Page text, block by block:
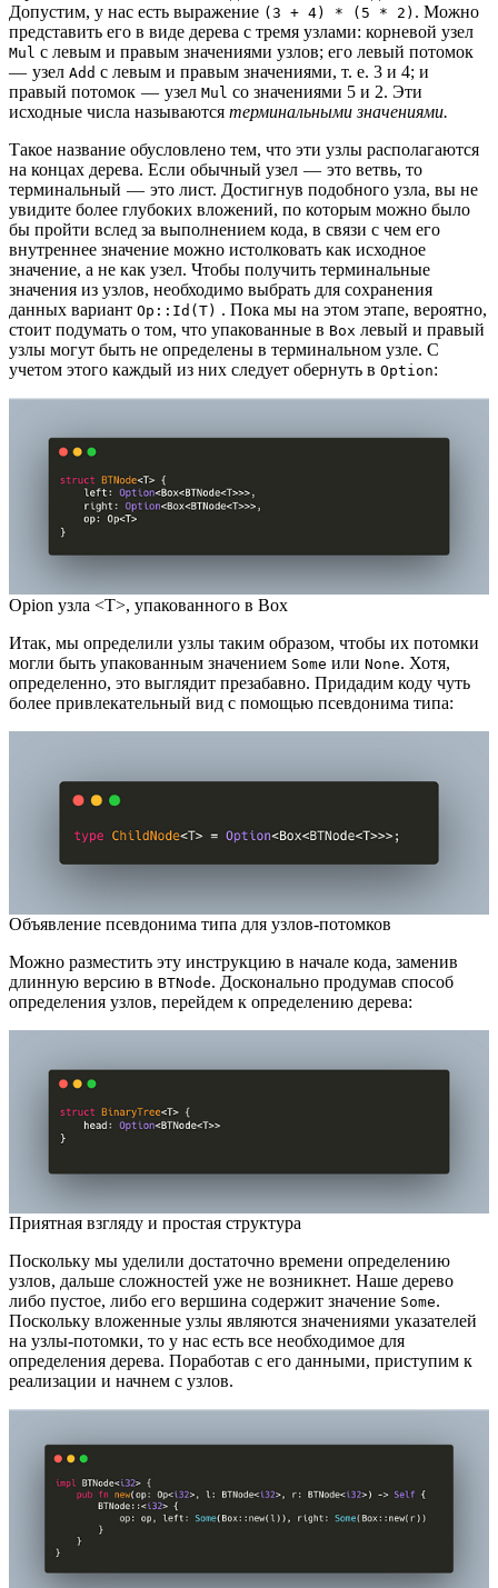
Допустим, у нас есть выражение (3 + 4) * (5 * 2) . Можно
представить его в виде дерева с тремя узлами: корневой узел
Mul с левым и правым значениями узлов; его левый потомок
— узел Add с левым и правым значениями, т. е. 3 и 4; и
правый потомок — узел Mul со значениями 5 и 2. Эти
исходные числа называются терминальными значениями.
Такое название обусловлено тем, что эти узлы располагаются
на концах дерева. Если обычный узел — это ветвь, то
терминальный — это лист. Достигнув подобного узла, вы не
увидите более глубоких вложений, по которым можно было
бы пройти вслед за выполнением кода, в связи с чем его
внутреннее значение можно истолковать как исходное
значение, а не как узел. Чтобы получить терминальные
значения из узлов, необходимо выбрать для сохранения
данных вариант Op::Id(T) . Пока мы на этом этапе, вероятно,
стоит подумать о том, что упакованные в Box левый и правый
узлы могут быть не определены в терминальном узле. С
учетом этого каждый из них следует обернуть в Option:
Opion узла <T>, упакованного в Box
Итак, мы определили узлы таким образом, чтобы их потомки
могли быть упакованным значением Some или None. Хотя,
определенно, это выглядит презабавно. Придадим коду чуть
более привлекательный вид с помощью псевдонима типа:
Объявление псевдонима типа для узлов-потомков
Можно разместить эту инструкцию в начале кода, заменив
длинную версию в BTNode. Досконально продумав способ
определения узлов, перейдем к определению дерева:
Приятная взгляду и простая структура
Поскольку мы уделили достаточно времени определению
узлов, дальше сложностей уже не возникнет. Наше дерево
либо пустое, либо его вершина содержит значение Some.
Поскольку вложенные узлы являются значениями указателей
на узлы-потомки, то у нас есть все необходимое для
определения дерева. Поработав с его данными, приступим к
реализации и начнем с узлов.